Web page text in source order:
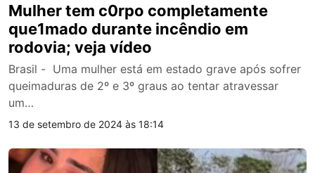
Mulher tem c0rpo completamente
que1mado durante incêndio em
rodovia; veja vídeo
Brasil - Uma mulher está em estado grave após sofrer
queimaduras de 2º e 3º graus ao tentar atravessar
um…
13 de setembro de 2024 às 18:14